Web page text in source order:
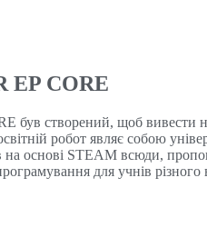
EP CORE
був створений, щоб вивести
робот являє собою
на основі STEAM всюди,
для учнів різного